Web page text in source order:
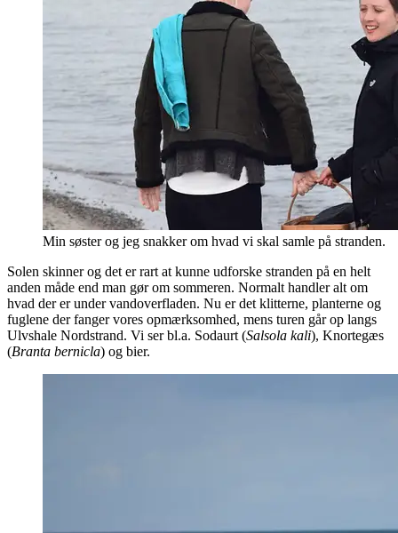
Min søster og jeg snakker om hvad vi skal samle på stranden.
Solen skinner og det er rart at kunne udforske stranden på en helt
anden måde end man gør om sommeren. Normalt handler alt om
hvad der er under vandoverfladen. Nu er det klitterne, planterne og
fuglene der fanger vores opmærksomhed, mens turen går op langs
Ulvshale Nordstrand. Vi ser bl.a. Sodaurt (Salsola kali), Knortegæs
(Branta bernicla) og bier.